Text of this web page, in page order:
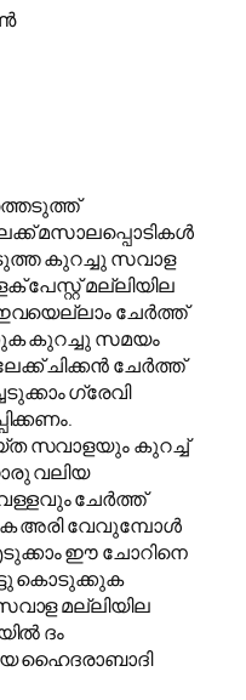
മസാലപ്പൊടികൾ
കുറച്ചു സവാള
പേസ്റ്റ് മല്ലിയില
ചേർത്ത്
കുറച്ചു സമയം
ചിക്കൻ ചേർത്ത്
ഗ്രേവി
സവാളയും കുറച്ച്
വലിയ
ചേർത്ത്
അരി വേവുമ്പോൾ
ഈ ചോറിനെ
കൊടുക്കുക
മല്ലിയില
ദം
ഹൈദരാബാദി